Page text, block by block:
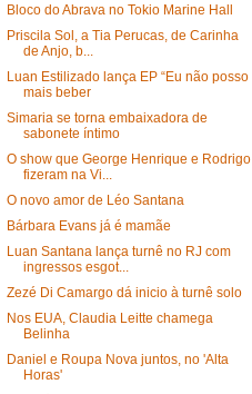
Bloco do Abrava no Tokio Marine Hall
Priscila Sol, a Tia Perucas, de Carinha
de Anjo, b...
Luan Estilizado lança EP “Eu não posso
mais beber
Simaria se torna embaixadora de
sabonete íntimo
O show que George Henrique e Rodrigo
fizeram na Vi...
O novo amor de Léo Santana
Bárbara Evans já é mamãe
Luan Santana lança turnê no RJ com
ingressos esgot...
Zezé Di Camargo dá inicio à turnê solo
Nos EUA, Claudia Leitte chamega
Belinha
Daniel e Roupa Nova juntos, no 'Alta
Horas'